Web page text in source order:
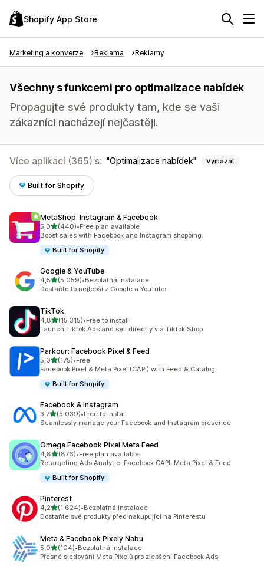
Shopify App Store
Marketing a konverze Reklama Reklamy
Všechny s funkcemi pro optimalizace nabídek
Propagujte své produkty tam, kde se vaši
zákazníci nacházejí nejčastěji.
Více aplikací (365) s: Optimalizace nabídek Vymazat
Built for Shopify
MetaShop: Instagram & Facebook
5,0z 5 hvězd
(440)
Celkový počet recenzí: 440
•Free plan available
Boost sales with Facebook and Instagram shopping.
Built for Shopify
Google & YouTube
4,5z 5 hvězd
(5 059)
Celkový počet recenzí: 5059
•Bezplatná instalace
Dostaňte to nejlepší z Google a YouTube
TikTok
4,8z 5 hvězd
(15 315)
Celkový počet recenzí: 15315
•Free to install
Launch TikTok Ads and sell directly via TikTok Shop
Parkour: Facebook Pixel & Feed
5,0z 5 hvězd
(175)
Celkový počet recenzí: 175
•Free
Facebook Pixel & Meta Pixel (CAPI) with Feed & Catalog
Built for Shopify
Facebook & Instagram
3,7z 5 hvězd
(5 039)
Celkový počet recenzí: 5039
•Free to install
Seamlessly manage your Facebook and Instagram presence
Omega Facebook Pixel Meta Feed
4,8z 5 hvězd
(876)
Celkový počet recenzí: 876
•Free plan available
Retargeting Ads Analytic: Facebook CAPI, Meta Pixel & Feed
Built for Shopify
Pinterest
4,2z 5 hvězd
(1 624)
Celkový počet recenzí: 1624
•Bezplatná instalace
Dostaňte své produkty před nakupující na Pinterestu
Meta & Facebook Pixely Nabu
5,0z 5 hvězd
(104)
Celkový počet recenzí: 104
•Bezplatná instalace
Přesné sledování Meta Pixelů pro zlepšení Facebook Ads